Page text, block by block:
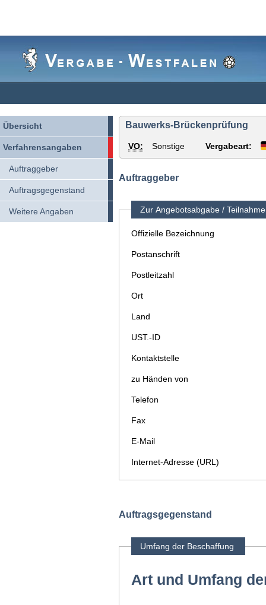
Übersicht
Verfahrensangaben
Auftraggeber
Auftragsgegenstand
Weitere Angaben
Bauwerks-Brückenprüfung
VO: Sonstige Vergabeart:
Auftraggeber
Zur Angebotsabgabe /
Offizielle Bezeichnung
Postanschrift
Postleitzahl
Ort
Land
UST.-ID
Kontaktstelle
zu Händen von
Telefon
Fax
E-Mail
Internet-Adresse (URL)
Auftragsgegenstand
Umfang der Beschaffung
Art und Umfang